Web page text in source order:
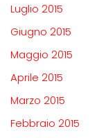
Luglio 2015
Giugno 2015
Maggio 2015
Aprile 2015
Marzo 2015
Febbraio 2015